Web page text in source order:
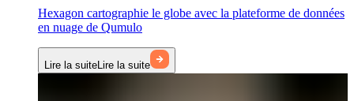
Hexagon cartographie le globe avec la plateforme de données
en nuage de Qumulo
Lire la suite Lire la suite